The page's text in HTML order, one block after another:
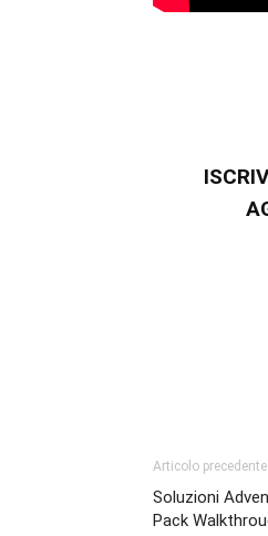
Articolo precedente
Soluzioni
Pack